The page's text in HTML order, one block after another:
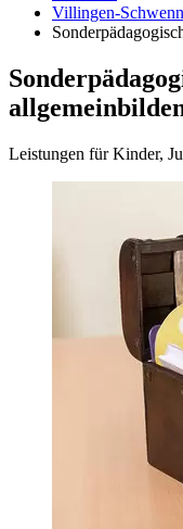
Villingen-
Leistungen für Kinder,